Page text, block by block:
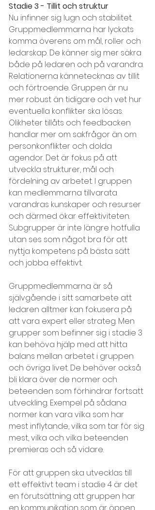
Stadie 3 - Tillit och struktur
Nu infinner sig lugn och stabilitet.
Gruppmedlemmarna har lyckats
komma överens om mål, roller och
ledarskap. De känner sig mer säkra
både på ledaren och på varandra.
Relationerna kännetecknas av tillit
och förtroende. Gruppen är nu
mer robust än tidigare och vet hur
eventuella konflikter ska lösas.
Olikheter tillåts och feedbacken
handlar mer om sakfrågor än om
personkonflikter och dolda
agendor. Det är fokus på att
utveckla strukturer, mål och
fördelning av arbetet. I gruppen
kan medlemmarna tillvarata
varandras kunskaper och resurser
och därmed ökar effektiviteten.
Subgrupper är inte längre hotfulla
utan ses som något bra för att
nyttja kompetens på bästa sätt
och jobba effektivt.
Gruppmedlemmarna är så
självgående i sitt samarbete att
ledaren alltmer kan fokusera på
att vara expert eller strateg. Men
grupper som befinner sig i stadie 3
kan behöva hjälp med att hitta
balans mellan arbetet i gruppen
och övriga livet. De behöver också
bli klara över de normer och
beteenden som förhindrar fortsatt
utveckling. Exempel på sådana
normer kan vara vilka som har
mest inflytande, vilka som tar för sig
mest, vilka och vilka beteenden
premieras och så vidare.
För att gruppen ska utvecklas till
ett effektivt team i stadie 4 är det
en förutsättning att gruppen har